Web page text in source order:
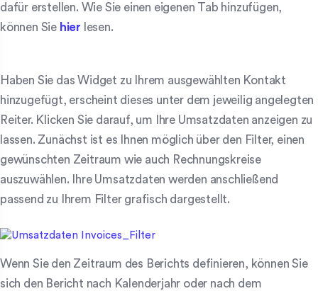
dafür erstellen. Wie Sie einen eigenen Tab hinzufügen,
können Sie hier lesen.
Haben Sie das Widget zu Ihrem ausgewählten Kontakt
hinzugefügt, erscheint dieses unter dem jeweilig angelegten
Reiter. Klicken Sie darauf, um Ihre Umsatzdaten anzeigen zu
lassen. Zunächst ist es Ihnen möglich über den Filter, einen
gewünschten Zeitraum wie auch Rechnungskreise
auszuwählen. Ihre Umsatzdaten werden anschließend
passend zu Ihrem Filter grafisch dargestellt.
Wenn Sie den Zeitraum des Berichts definieren, können Sie
sich den Bericht nach Kalenderjahr oder nach dem